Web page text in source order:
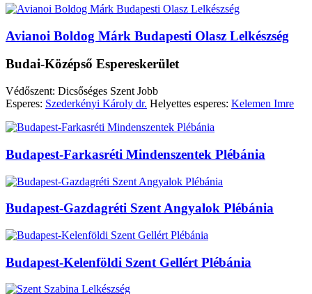
Avianoi Boldog Márk Budapesti Olasz Lelkészség
Budai-Középső Espereskerület
Védőszent: Dicsőséges Szent Jobb
Esperes: Szederkényi Károly dr. Helyettes esperes: Kelemen Imre
Budapest-Farkasréti Mindenszentek Plébánia
Budapest-Gazdagréti Szent Angyalok Plébánia
Budapest-Kelenföldi Szent Gellért Plébánia